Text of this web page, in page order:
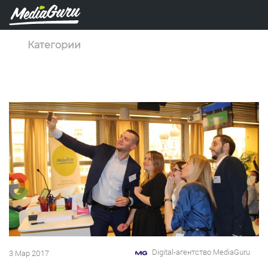
Категории
3 Мар 2017 Digital-агентство MediaGuru